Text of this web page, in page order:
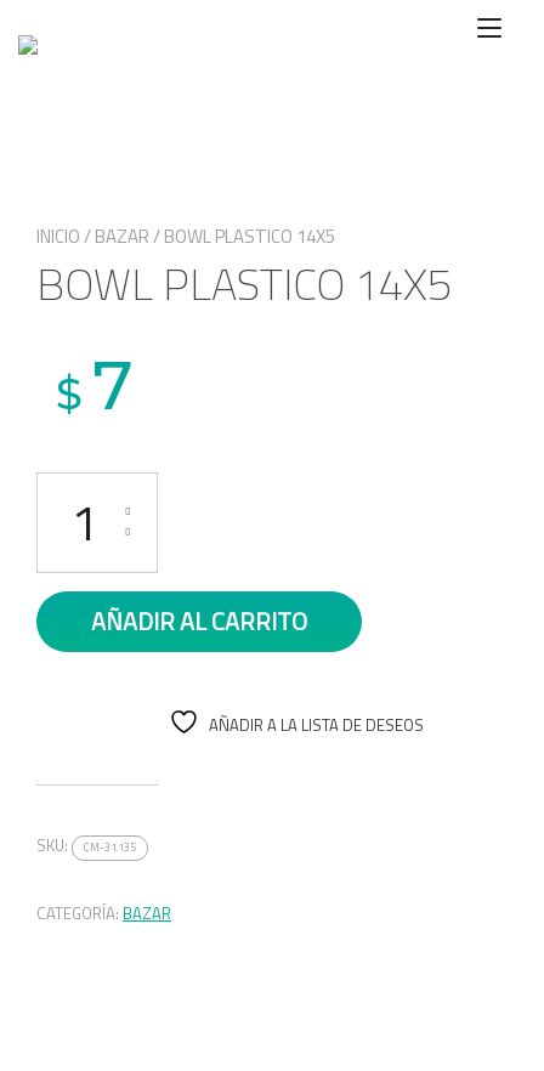
contenido
INICIO/BAZAR/ BOWL PLASTICO 14X5
BOWL PLASTICO 14X5
$ 7
BOWL PLASTICO 14X5 cantidad
AÑADIR AL CARRITO
AÑADIR A LA LISTA DE DESEOS
SKU: CM-31.135
CATEGORÍA: BAZAR